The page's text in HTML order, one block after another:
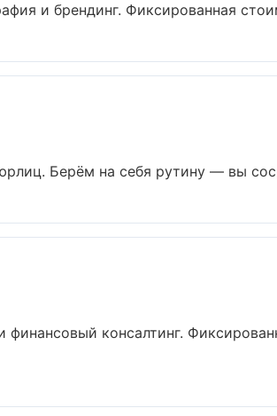
и брендинг. Фиксированная
Берём на себя рутину — вы
консалтинг.